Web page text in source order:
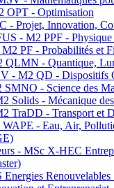
OPT - Optimisation
- Projet, Innovation,
- M2 PPF - Physique
PF - Probabilités et
- Quantique,
- M2 QD - Dispositifs
- Science des
Solids - Mécanique
TraDD - Transport et
- Eau, Air,
- MSc X-HEC